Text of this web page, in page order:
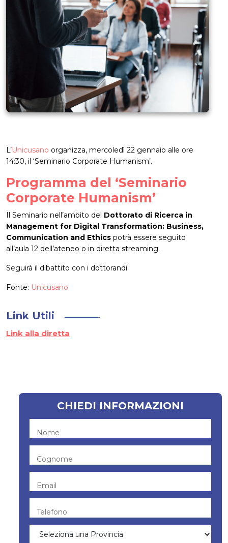
L’Unicusano organizza, mercoledì 22 gennaio alle ore
14:30, il ‘Seminario Corporate Humanism’.
Programma del ‘Seminario
Corporate Humanism’
Il Seminario nell’ambito del Dottorato di Ricerca in
Management for Digital Transformation: Business,
Communication and Ethics potrà essere seguito
all’aula 12 dell’ateneo o in diretta streaming.
Seguirà il dibattito con i dottorandi.
Fonte: Unicusano
Link Utili
Link alla diretta
CHIEDI INFORMAZIONI
Nome
Cognome
Email
Telefono